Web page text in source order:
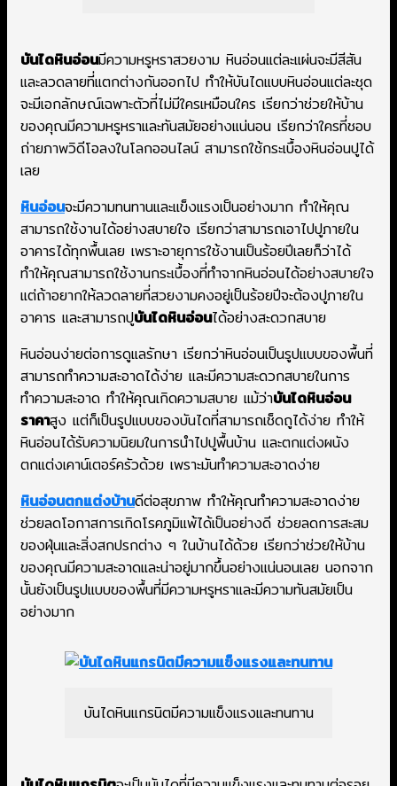
บันไดหินอ่อนมีความหรูหราสวยงาม หินอ่อนแต่ละแผ่นจะมีสีสัน
และลวดลายที่แตกต่างกันออกไป ทำให้บันไดแบบหินอ่อนแต่ละชุด
จะมีเอกลักษณ์เฉพาะตัวที่ไม่มีใครเหมือนใคร เรียกว่าช่วยให้บ้าน
ของคุณมีความหรูหราและทันสมัยอย่างแน่นอน เรียกว่าใครที่ชอบ
ถ่ายภาพวิดีโอลงในโลกออนไลน์ สามารถใช้กระเบื้องหินอ่อนปูได้
เลย
หินอ่อนจะมีความทนทานและแข็งแรงเป็นอย่างมาก ทำให้คุณ
สามารถใช้งานได้อย่างสบายใจ เรียกว่าสามารถเอาไปปูภายใน
อาคารได้ทุกพื้นเลย เพราะอายุการใช้งานเป็นร้อยปีเลยก็ว่าได้
ทำให้คุณสามารถใช้งานกระเบื้องที่ทำจากหินอ่อนได้อย่างสบายใจ
แต่ถ้าอยากให้ลวดลายที่สวยงามคงอยู่เป็นร้อยปีจะต้องปูภายใน
อาคาร และสามารถปูบันไดหินอ่อนได้อย่างสะดวกสบาย
หินอ่อนง่ายต่อการดูแลรักษา เรียกว่าหินอ่อนเป็นรูปแบบของพื้นที่
สามารถทำความสะอาดได้ง่าย และมีความสะดวกสบายในการ
ทำความสะอาด ทำให้คุณเกิดความสบาย แม้ว่าบันไดหินอ่อน
ราคาสูง แต่ก็เป็นรูปแบบของบันไดที่สามารถเช็ดถูได้ง่าย ทำให้
หินอ่อนได้รับความนิยมในการนำไปปูพื้นบ้าน และตกแต่งผนัง
ตกแต่งเคาน์เตอร์ครัวด้วย เพราะมันทำความสะอาดง่าย
หินอ่อนตกแต่งบ้านดีต่อสุขภาพ ทำให้คุณทำความสะอาดง่าย
ช่วยลดโอกาสการเกิดโรคภูมิแพ้ได้เป็นอย่างดี ช่วยลดการสะสม
ของฝุ่นและสิ่งสกปรกต่าง ๆ ในบ้านได้ด้วย เรียกว่าช่วยให้บ้าน
ของคุณมีความสะอาดและน่าอยู่มากขึ้นอย่างแน่นอนเลย นอกจาก
นั้นยังเป็นรูปแบบของพื้นที่มีความหรูหราและมีความทันสมัยเป็น
อย่างมาก
บันไดหินแกรนิตมีความแข็งแรงและทนทาน